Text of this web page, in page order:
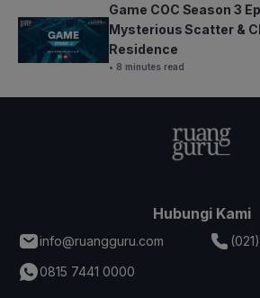
Game COC Season 3
Mysterious Scatter &
Residence
• 8 minutes read
Hubungi Kami
info@ruangguru.com
0815 7441 0000